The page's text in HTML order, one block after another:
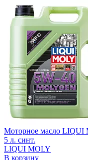
Моторное масло LIQUI
5 л. синт.
LIQUI MOLY
В корзину